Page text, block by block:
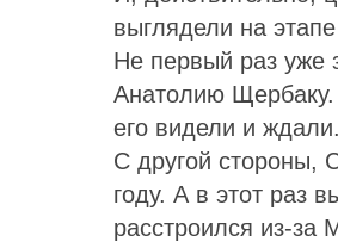
выглядели на
Не первый раз уже
Анатолию
его видели и
С другой стороны,
году. А в этот раз
расстроился из-